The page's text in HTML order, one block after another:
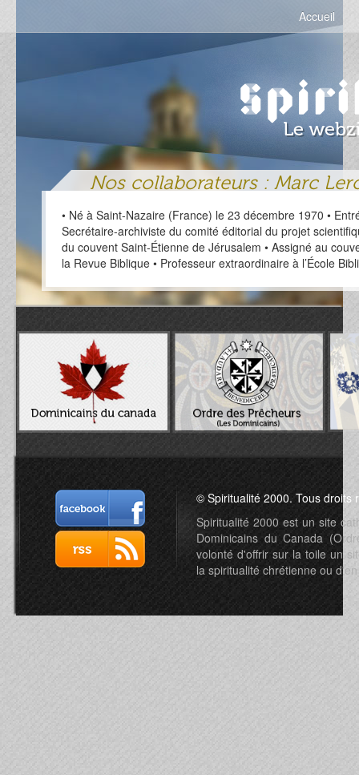
Accueil
Nos collaborateurs : Marc
• Né à Saint-Nazaire (France) le 23 décembre 1970 •
Secrétaire-archiviste du comité éditorial du projet
du couvent Saint-Étienne de Jérusalem • Assigné au
la Revue Biblique • Professeur extraordinaire à l’École
© Spiritualité 2000. Tous droits
Spiritualité 2000 est un site
Dominicains du Canada
volonté d'offrir sur la toile un
la spiritualité chrétienne ou